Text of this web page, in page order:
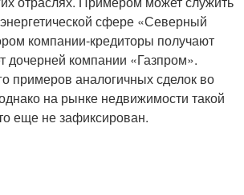
сфере «Северный
компании-кредиторы получают
дочерней компании «Газпром».
примеров аналогичных сделок во
на рынке недвижимости такой
еще не зафиксирован.